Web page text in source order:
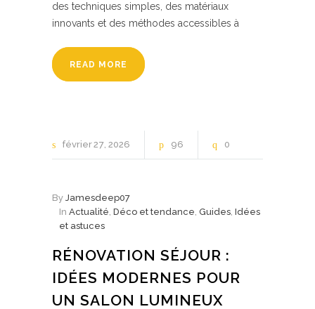
des techniques simples, des matériaux
innovants et des méthodes accessibles à
READ MORE
février27 2026 96 0
By Jamesdeep07
In Actualité, Déco et tendance, Guides, Idées
et astuces
RÉNOVATION SÉJOUR :
IDÉES MODERNES POUR
UN SALON LUMINEUX